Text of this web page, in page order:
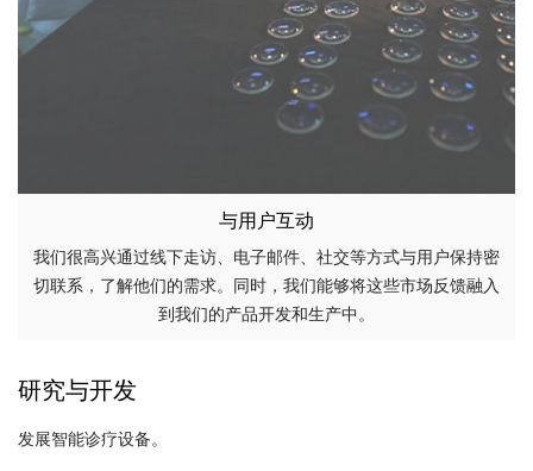
与用户互动
我们很高兴通过线下走访、电子邮件、社交等方式与用户保持密
切联系，了解他们的需求。同时，我们能够将这些市场反馈融入
到我们的产品开发和生产中。
研究与开发
发展智能诊疗设备。